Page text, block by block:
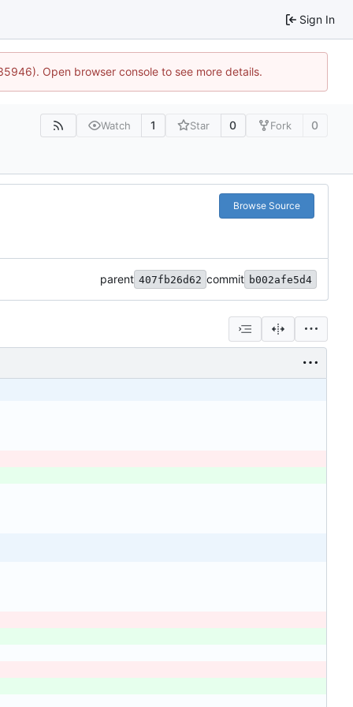
Sign In
Open browser console to see more details.
Watch 1 Star 0 Fork 0
Browse Source
parent 407fb26d62 commit b002afe5d4